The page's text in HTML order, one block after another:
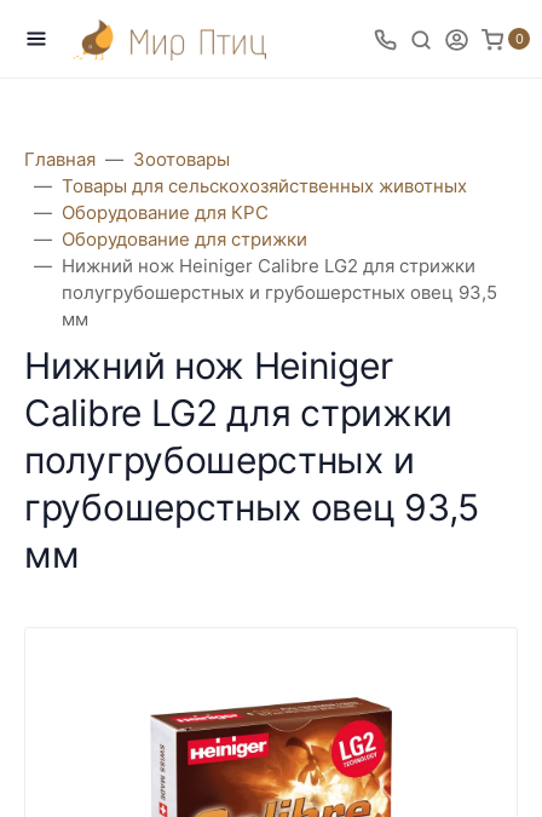
0
Главная
Зоотовары
Товары для сельскохозяйственных животных
Оборудование для КРС
Оборудование для стрижки
Нижний нож Heiniger Calibre LG2 для стрижки
полугрубошерстных и грубошерстных овец 93,5
мм
Нижний нож Heiniger
Calibre LG2 для стрижки
полугрубошерстных и
грубошерстных овец 93,5
мм